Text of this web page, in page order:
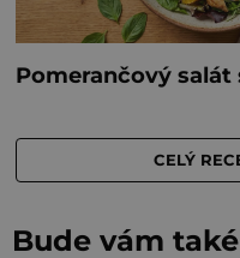
Bude vám